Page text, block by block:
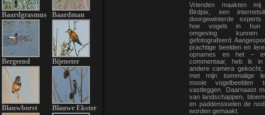
Baardgrasmus Baardman
Bergeend Bijeneter
Blauwborst Blauwe Ekster
Vrienden maakten
Birdpix, een
doorgewinterde
hoe vogels in hun
omgeving
gefotografeerd.
prachtige beelden en
opnames en het –
commentaar, heb ik
andere camera
met mijn toenmalige
mooie vogelbeelden
vastleggen. Daarnaast
van landschappen,
en paddenstoelen de
worden gemaakt.